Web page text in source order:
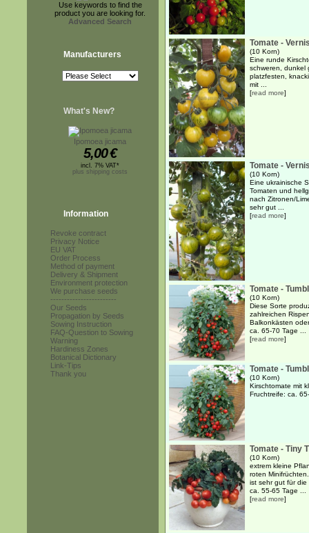
Use keywords to find the
product you are looking for.
Advanced Search
Manufacturers
What's New?
Ipomoea jicama
5,00€
incl. 7% VAT*
plus shipping costs
Information
Revoke contract
Privacy Notice
EU VAT
Order Process
Method of payment
Delivery & Shipment
Environment protection
We purchase seeds
------------------------
Our Seeds
Propagation by Seeds
Sowing Instruction
FAQ-Question to Sowing
Warning
Hardiness Zones
Botanical Dictionary
Link-Tips
Thank you
Tomate -
(10 Korn)
Eine runde
schweren, dunkel
platzfesten,
mit ...
[read more]
Tomate -
(10 Korn)
Eine ukrainische
Tomaten und
nach Zitronen/
sehr gut ...
[read more]
Tomate -
(10 Korn)
Diese Sorte
zahlreichen
Balkonkästen
ca. 65-70 Tage ...
[read more]
Tomate -
(10 Korn)
Kirschtomate mit
Fruchtreife: ca.
Tomate - Tiny
(10 Korn)
extrem kleine
roten
ist sehr gut für
ca. 55-65 Tage ...
[read more]